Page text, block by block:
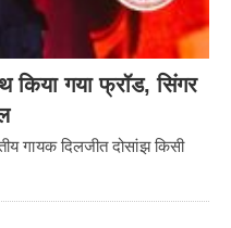
किया गया फ्रॉड, सिंगर
गायक दिलजीत दोसांझ किसी